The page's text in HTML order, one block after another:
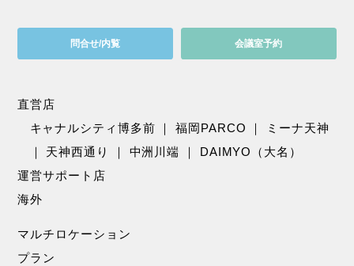
問合せ/内覧 会議室予約
直営店
キャナルシティ博多前 ｜福岡PARCO ｜
ミーナ天神
｜ 天神西通り ｜ 中洲川端 ｜ DAIMYO（大名）
運営サポート店
海外
マルチロケーション
プラン